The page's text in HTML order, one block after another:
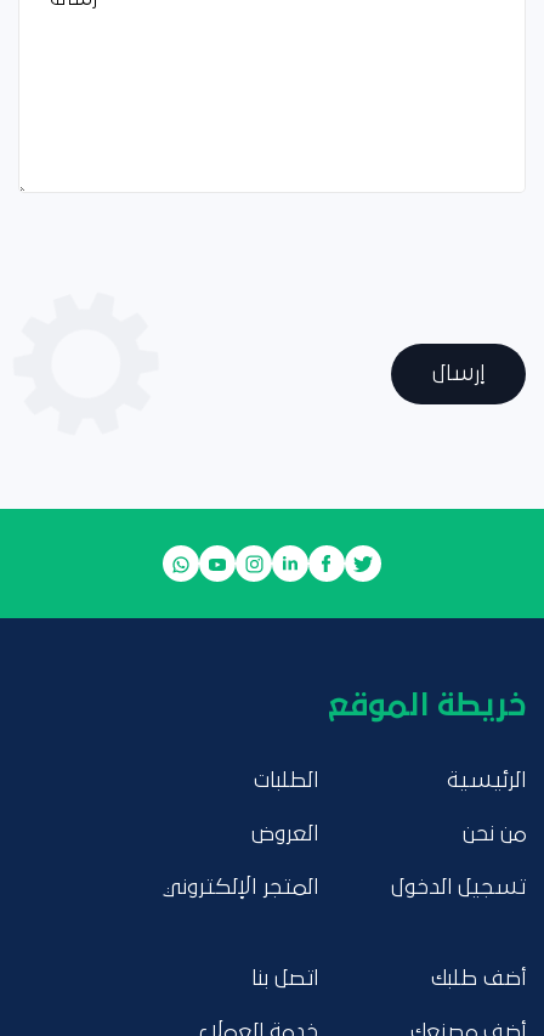
إرسال
خريطة الموقع
الرئيسية
من نحن
تسجيل الدخول
الطلبات
العروض
المتجر الإلكتروني
أضف طلبك اتصل بنا